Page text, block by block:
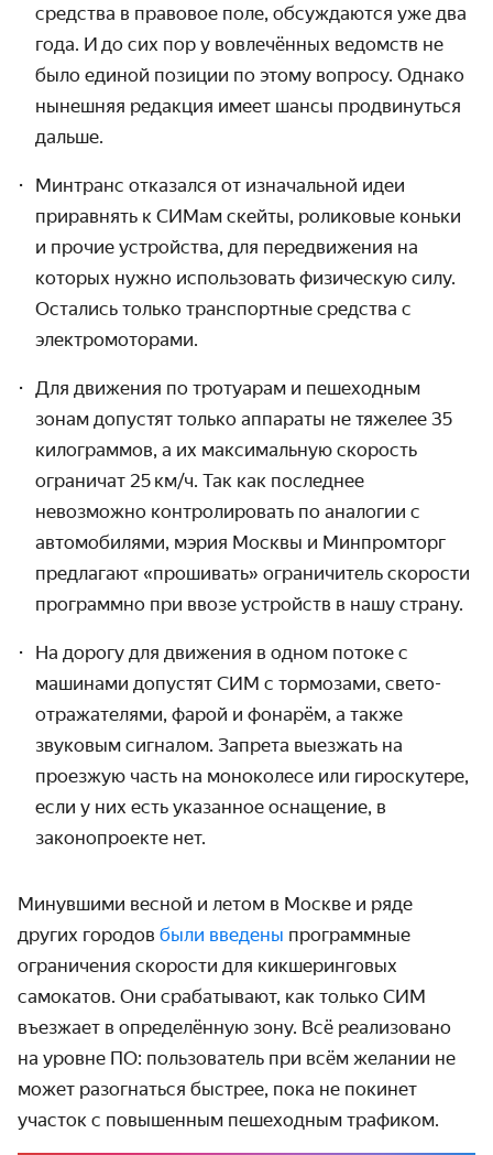
средства в правовое поле, обсуждаются уже два
года. И до сих пор у вовлечённых ведомств не
было единой позиции по этому вопросу. Однако
нынешняя редакция имеет шансы продвинуться
дальше.
Минтранс отказался от изначальной идеи
приравнять к СИМам скейты, роликовые коньки
и прочие устройства, для пере­движения на
которых нужно использовать физическую силу.
Остались только транспортные средства с
электромоторами.
Для движения по тротуарам и пешеходным
зонам допустят только аппараты не тяжелее 35
килограммов, а их максимальную скорость
ограничат 25 км / ч. Так как последнее
невозможно контролировать по аналогии с
автомобилями, мэрия Москвы и Минпромторг
предлагают «прошивать» ограничитель скорости
программно при ввозе устройств в нашу страну.
На дорогу для движения в одном потоке с
машинами допустят СИМ с тормозами, свето­
отражате­лями, фарой и фонарём, а также
звуковым сигналом. Запрета выезжать на
проезжую часть на моноколесе или гироскутере,
если у них есть указанное оснащение, в
законопроекте нет.
Минувшими весной и летом в Москве и ряде
других городов были введены программные
ограни­чения скорости для кикшеринговых
самокатов. Они срабатывают, как только СИМ
въезжает в определённую зону. Всё реализовано
на уровне ПО: пользователь при всём желании не
может разогнаться быстрее, пока не покинет
участок с повышенным пешеходным трафиком.